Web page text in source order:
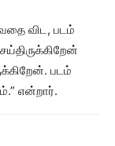
விட, படம்
படம்
என்றார்.